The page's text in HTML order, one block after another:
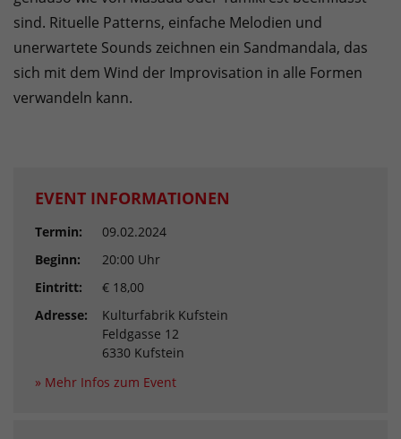
sind. Rituelle Patterns, einfache Melodien und
unerwartete Sounds zeichnen ein Sandmandala, das
sich mit dem Wind der Improvisation in alle Formen
verwandeln kann.
EVENT INFORMATIONEN
Termin:
09.02.2024
Beginn:
20:00 Uhr
Eintritt:
€ 18,00
Adresse:
Kulturfabrik Kufstein
Feldgasse 12
6330 Kufstein
» Mehr Infos zum Event